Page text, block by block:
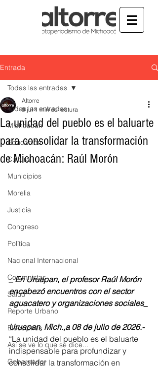
Entrada
Todas las entradas
Michoacán
Educación
Cultura
Municipios
Morelia
Justicia
Congreso
Política
Nacional Internacional
Columnistas
Salud
Reporte Urbano
Elecciones
Así se ve lo que se dice...
Gobernador
Todas las entradas
La unidad del pueblo es el baluarte
para consolidar la transformación
de Michoacán: Raúl Morón
Altorre
8 jul 1 min de lectura
_ En Uruapan, el profesor Raúl Morón
encabezó encuentros con el sector
aguacatero y organizaciones sociales_
Uruapan, Mich.,a 08 de julio de 2026.-
“La unidad del pueblo es el baluarte
indispensable para profundizar y
consolidar la transformación en